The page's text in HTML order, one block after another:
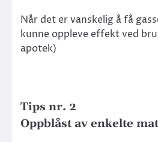
Når det er vanskelig å få
kunne oppleve effekt ved
apotek)
Tips nr. 2
Oppblåst av enkelte